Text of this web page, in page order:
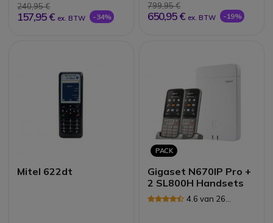
240,95 €
157,95 € ex. BTW -34%
799,95 €
650,95 € ex. BTW -19%
Mitel 622dt
PACK
Gigaset N670IP Pro +
2 SL800H Handsets
4.6 van 26